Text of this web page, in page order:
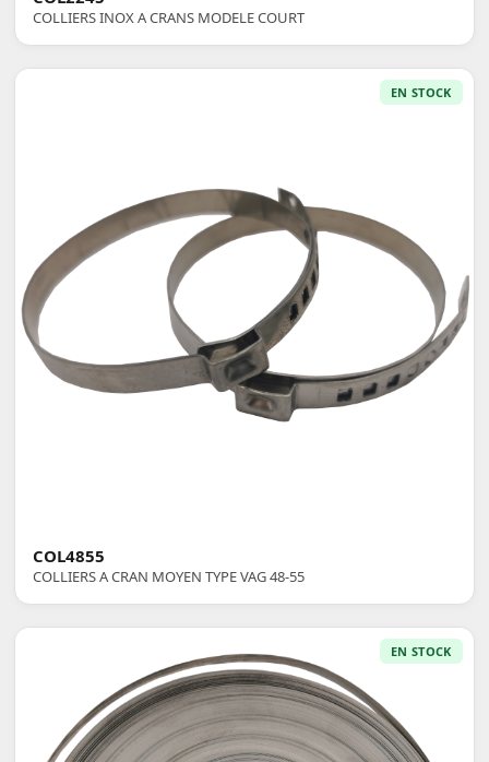
COLLIERS INOX A CRANS MODELE COURT
EN STOCK
COL4855
COLLIERS A CRAN MOYEN TYPE VAG 48-55
EN STOCK